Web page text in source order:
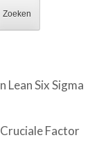
Zoeken
Six Sigma
Factor